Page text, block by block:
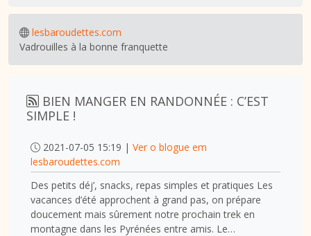
lesbaroudettes.com
Vadrouilles à la bonne franquette
BIEN MANGER EN RANDONNÉE : C’EST
SIMPLE !
2021-07-05 15:19 | Ver o blogue em
lesbaroudettes.com
Des petits déj’, snacks, repas simples et pratiques Les
vacances d’été approchent à grand pas, on prépare
doucement mais sûrement notre prochain trek en
montagne dans les Pyrénées entre amis. Le…